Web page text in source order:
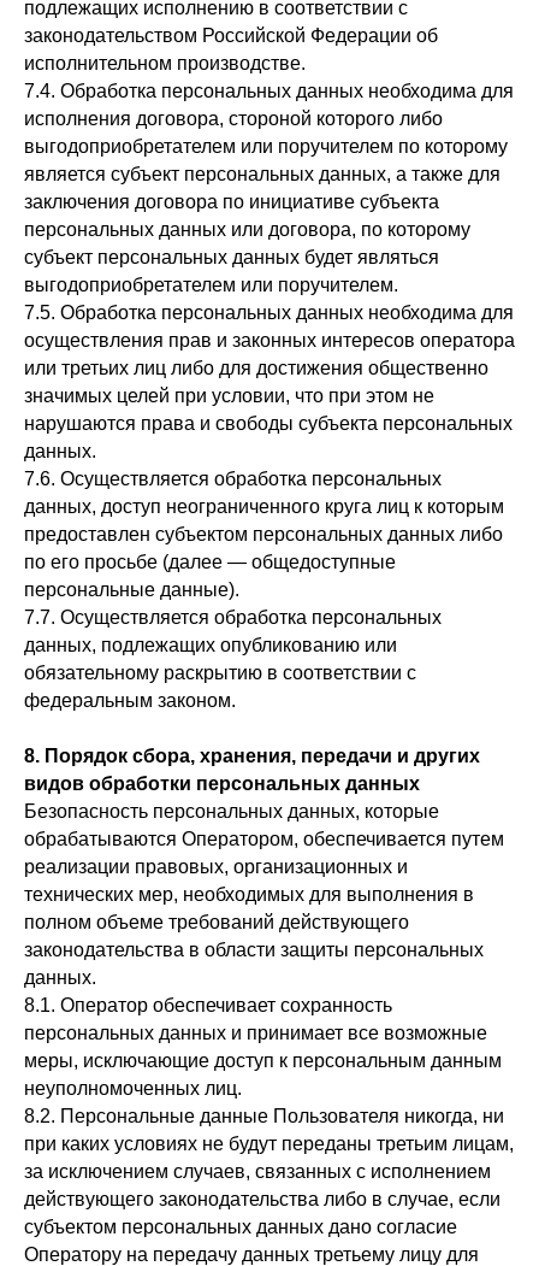
подлежащих исполнению в соответствии с
законодательством Российской Федерации об
исполнительном производстве.
7.4. Обработка персональных данных необходима для
исполнения договора, стороной которого либо
выгодоприобретателем или поручителем по которому
является субъект персональных данных, а также для
заключения договора по инициативе субъекта
персональных данных или договора, по которому
субъект персональных данных будет являться
выгодоприобретателем или поручителем.
7.5. Обработка персональных данных необходима для
осуществления прав и законных интересов оператора
или третьих лиц либо для достижения общественно
значимых целей при условии, что при этом не
нарушаются права и свободы субъекта персональных
данных.
7.6. Осуществляется обработка персональных
данных, доступ неограниченного круга лиц к которым
предоставлен субъектом персональных данных либо
по его просьбе (далее — общедоступные
персональные данные).
7.7. Осуществляется обработка персональных
данных, подлежащих опубликованию или
обязательному раскрытию в соответствии с
федеральным законом.
8. Порядок сбора, хранения, передачи и других
видов обработки персональных данных
Безопасность персональных данных, которые
обрабатываются Оператором, обеспечивается путем
реализации правовых, организационных и
технических мер, необходимых для выполнения в
полном объеме требований действующего
законодательства в области защиты персональных
данных.
8.1. Оператор обеспечивает сохранность
персональных данных и принимает все возможные
меры, исключающие доступ к персональным данным
неуполномоченных лиц.
8.2. Персональные данные Пользователя никогда, ни
при каких условиях не будут переданы третьим лицам,
за исключением случаев, связанных с исполнением
действующего законодательства либо в случае, если
субъектом персональных данных дано согласие
Оператору на передачу данных третьему лицу для